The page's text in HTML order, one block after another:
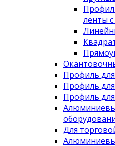
ленты
Профиль
Профиль
Профиль
Для